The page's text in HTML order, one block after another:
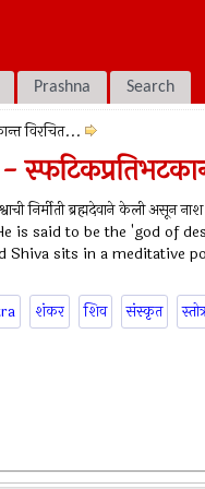
Prashna Search
विरचित...
निर्मीती ब्रह्मदेवाने केली असून
is said to be the 'god of
sits in a meditative
शंकर शिव संस्कृत